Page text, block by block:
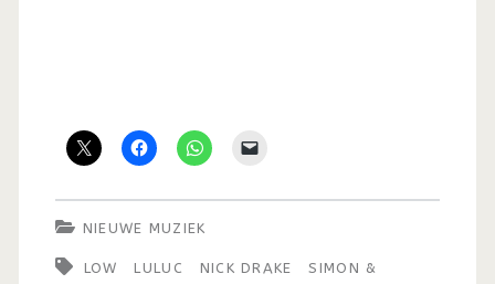
NIEUWE MUZIEK
LOW LULUC NICK DRAKE
SIMON &